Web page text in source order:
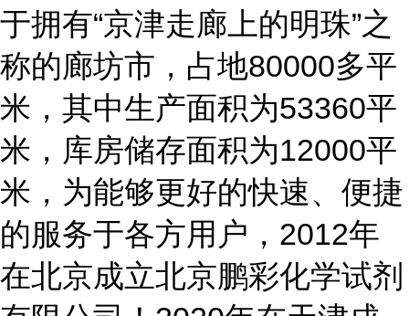
于拥有“京津走廊上的明珠”之
称的廊坊市，占地80000多平
米，其中生产面积为53360平
米，库房储存面积为12000平
米，为能够更好的快速、便捷
的服务于各方用户，2012年
在北京成立北京鹏彩化学试剂